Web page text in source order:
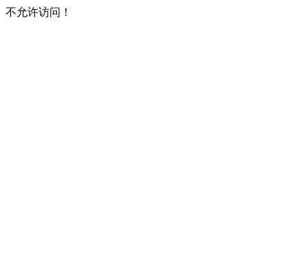
不允许访问！